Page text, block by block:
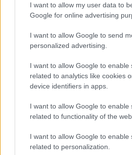
I want to allow my user data to
Google for online advertising
I want to allow Google to send
personalized advertising.
I want to allow Google to enable
related to analytics like cookies
device identifiers in apps.
I want to allow Google to enable
related to functionality of the
I want to allow Google to enable
related to personalization.
"Csak engedjenek át
jövünk!"